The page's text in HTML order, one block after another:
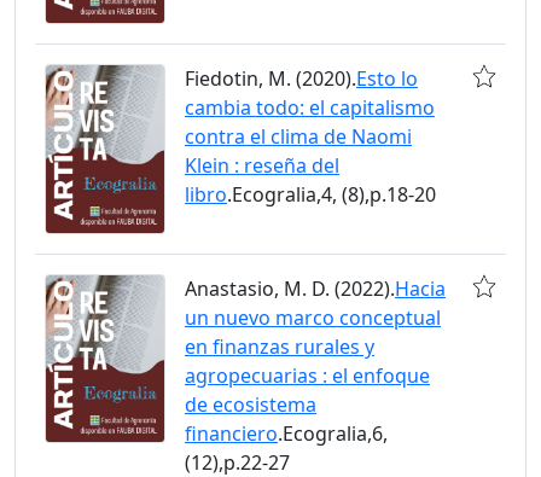
Fiedotin, M. (2020).Esto lo
cambia todo: el capitalismo
contra el clima de Naomi
Klein : reseña del
libro.Ecogralia,4, (8),p.18-20
Anastasio, M. D. (2022).Hacia
un nuevo marco conceptual
en finanzas rurales y
agropecuarias : el enfoque
de ecosistema
financiero.Ecogralia,6,
(12),p.22-27